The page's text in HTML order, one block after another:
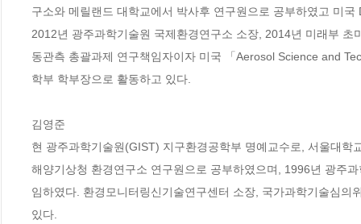
구소와 메릴랜드 대학교에서 박사후 연구원으로 공부하였고 미
2012년 광주과학기술원 국제환경연구소 소장, 2014년 미래부
동관측 총괄과제 연구책임자이자 미국 「Aerosol Science and
학부 학부장으로 활동하고 있다.
김영준
현 광주과학기술원(GIST) 지구환경공학부 명예교수로, 서울대
해양기상청 환경연구소 연구원으로 공부하였으며, 1996년 광주
임하였다. 환경모니터링신기술연구센터 소장, 국가과학기술심
있다.